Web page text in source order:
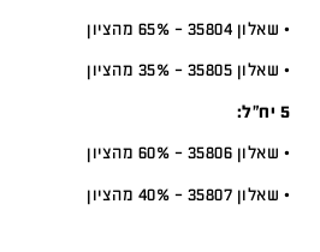
• שאלון 35804 – 65% מהציון
• שאלון 35805 – 35% מהציון
5 יח”ל:
• שאלון 35806 – 60% מהציון
• שאלון 35807 – 40% מהציון